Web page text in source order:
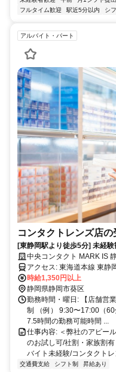
フルタイム歓迎
駅近5分以内 シ
アルバイト・パート
コンタクトレンズ店
[東静岡駅より徒歩5分] 未経
族割あり/正社員登用あり、交
中央コンタクト MARK IS
アクセス: 東海道本線 東静岡駅より徒歩5分/静岡鉄道 柚木駅・長沼駅
より徒歩5分
時給1,350円以上
静岡県静岡市葵区
勤務時間・曜日: 【店舗営
制 （例） 9:30〜17:00（
7.5時間の勤務可能時間 ...
仕事内容: ＜弊社のアピー
のお試し可/社割・家族割
バイト未経験/コンタクト
交通費支給 シフト制 昇給あり